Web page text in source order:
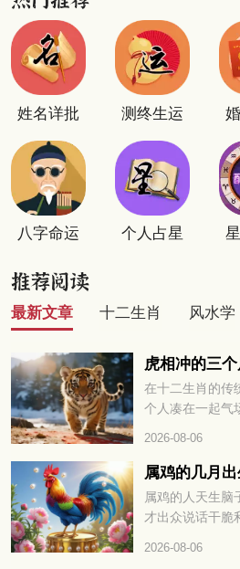
姓名详批 测终生运
八字命运 个人占星
最新文章 十二生肖 风水学
虎相冲的三
在十二生肖的传
个人凑在一起气
哪些？接下来咱
2026-08-06
属鸡的人天生脑
才出众说话干脆
2026-08-06